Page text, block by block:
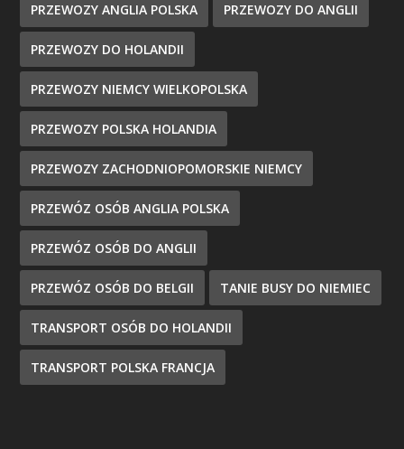
PRZEWOZY ANGLIA POLSKA PRZEWOZY DO ANGLII
PRZEWOZY DO HOLANDII
PRZEWOZY NIEMCY WIELKOPOLSKA
PRZEWOZY POLSKA HOLANDIA
PRZEWOZY ZACHODNIOPOMORSKIE NIEMCY
PRZEWÓZ OSÓB ANGLIA POLSKA
PRZEWÓZ OSÓB DO ANGLII
PRZEWÓZ OSÓB DO BELGII TANIE BUSY DO NIEMIEC
TRANSPORT OSÓB DO HOLANDII
TRANSPORT POLSKA FRANCJA